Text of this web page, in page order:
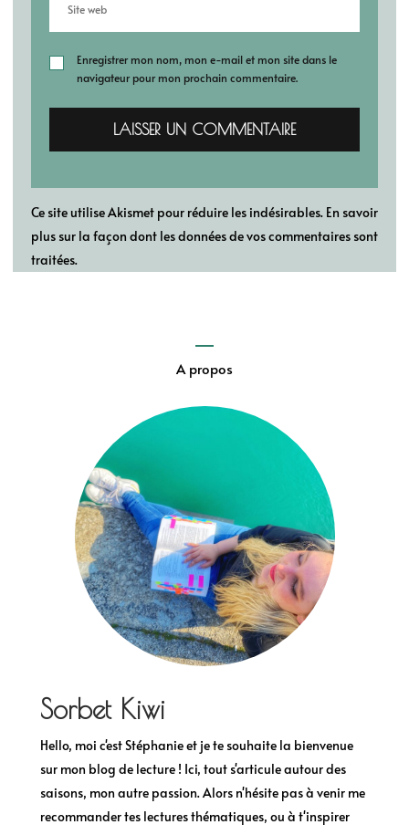
Enregistrer mon nom, mon e-mail et mon site dans le
navigateur pour mon prochain commentaire.
Ce site utilise Akismet pour réduire les indésirables. En savoir
plus sur la façon dont les données de vos commentaires sont
traitées.
A propos
Sorbet Kiwi
Hello, moi c'est Stéphanie et je te souhaite la bienvenue
sur mon blog de lecture ! Ici, tout s'articule autour des
saisons, mon autre passion. Alors n'hésite pas à venir me
recommander tes lectures thématiques, ou à t'inspirer